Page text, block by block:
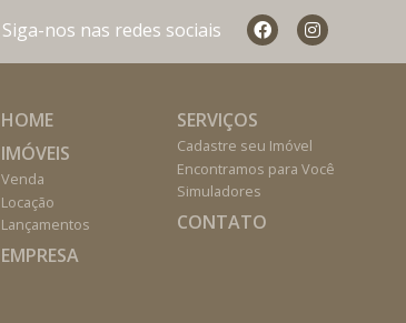
Siga-nos nas redes sociais
HOME
IMÓVEIS
Venda
Locação
Lançamentos
EMPRESA
SERVIÇOS
Cadastre seu Imóvel
Encontramos para Você
Simuladores
CONTATO